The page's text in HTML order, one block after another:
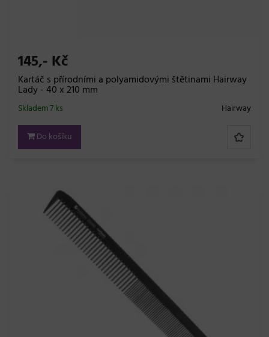
145,- Kč
Kartáč s přírodními a polyamidovými štětinami Hairway
Lady - 40 x 210 mm
Hairway
Skladem 7 ks
Do košíku